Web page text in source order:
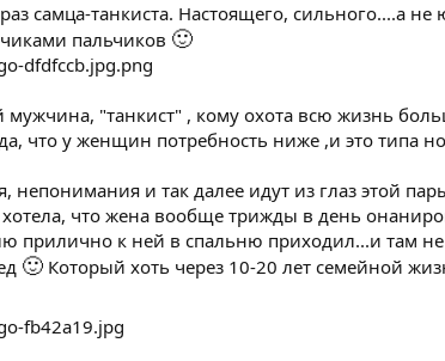
самца-танкиста. Настоящего, сильного....а
пальчиков 🙂
мужчина, "танкист" , кому охота всю жизнь
что у женщин потребность ниже ,и это типа
непонимания и так далее идут из глаз этой
хотела, что жена вообще трижды в день
прилично к ней в спальню приходил...и там не
🙂 Который хоть через 10-20 лет семейной